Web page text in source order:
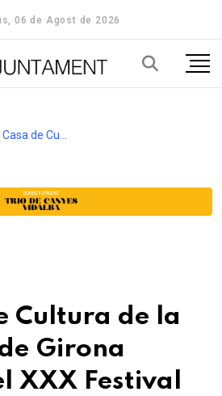
06 de Agost de 2026
Cultura de la
Girona
XXX Festival